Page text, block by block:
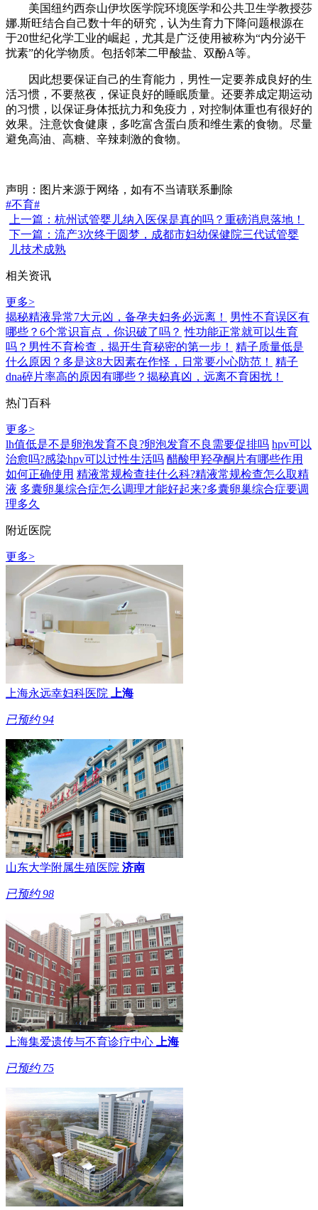
美国纽约西奈山伊坎医学院环境医学和公共卫生学教授莎
娜.斯旺结合自己数十年的研究，认为生育力下降问题根源在
于20世纪化学工业的崛起，尤其是广泛使用被称为“内分泌干
扰素”的化学物质。包括邻苯二甲酸盐、双酚A等。
因此想要保证自己的生育能力，男性一定要养成良好的生
活习惯，不要熬夜，保证良好的睡眠质量。还要养成定期运动
的习惯，以保证身体抵抗力和免疫力，对控制体重也有很好的
效果。注意饮食健康，多吃富含蛋白质和维生素的食物。尽量
避免高油、高糖、辛辣刺激的食物。
声明：图片来源于网络，如有不当请联系删除
#不育#
上一篇：杭州试管婴儿纳入医保是真的吗？重磅消息落地！
下一篇：流产3次终于圆梦，成都市妇幼保健院三代试管婴
儿技术成熟
相关资讯
更多>
揭秘精液异常7大元凶，备孕夫妇务必远离！
男性不育误区有
哪些？6个常识盲点，你识破了吗？ 性功能正常就可以生育
吗？男性不育检查，揭开生育秘密的第一步！
精子质量低是
什么原因？多是这8大因素在作怪，日常要小心防范！
精子
dna碎片率高的原因有哪些？揭秘真凶，远离不育困扰！
热门百科
更多>
lh值低是不是卵泡发育不良?卵泡发育不良需要促排吗 hpv可以
治愈吗?感染hpv可以过性生活吗 醋酸甲羟孕酮片有哪些作用
如何正确使用 精液常规检查挂什么科?精液常规检查怎么取精
液 多囊卵巢综合症怎么调理才能好起来?多囊卵巢综合症要调
理多久
附近医院
更多>
上海永远幸妇科医院 上海
已预约 94
山东大学附属生殖医院 济南
已预约 98
上海集爱遗传与不育诊疗中心 上海
已预约 75